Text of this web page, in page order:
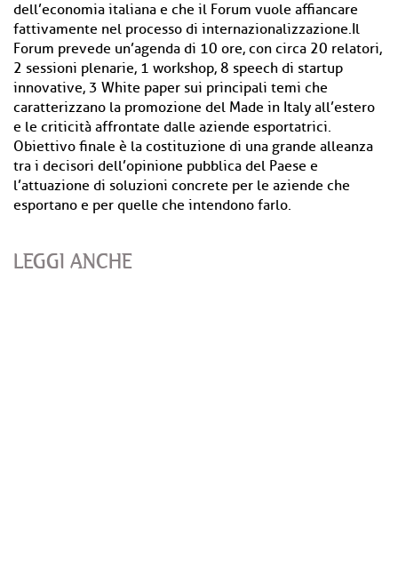
dell’economia italiana e che il Forum vuole affiancare
fattivamente nel processo di internazionalizzazione.Il
Forum prevede un’agenda di 10 ore, con circa 20 relatori,
2 sessioni plenarie, 1 workshop, 8 speech di startup
innovative, 3 White paper sui principali temi che
caratterizzano la promozione del Made in Italy all’estero
e le criticità affrontate dalle aziende esportatrici.
Obiettivo finale è la costituzione di una grande alleanza
tra i decisori dell’opinione pubblica del Paese e
l’attuazione di soluzioni concrete per le aziende che
esportano e per quelle che intendono farlo.
LEGGI ANCHE